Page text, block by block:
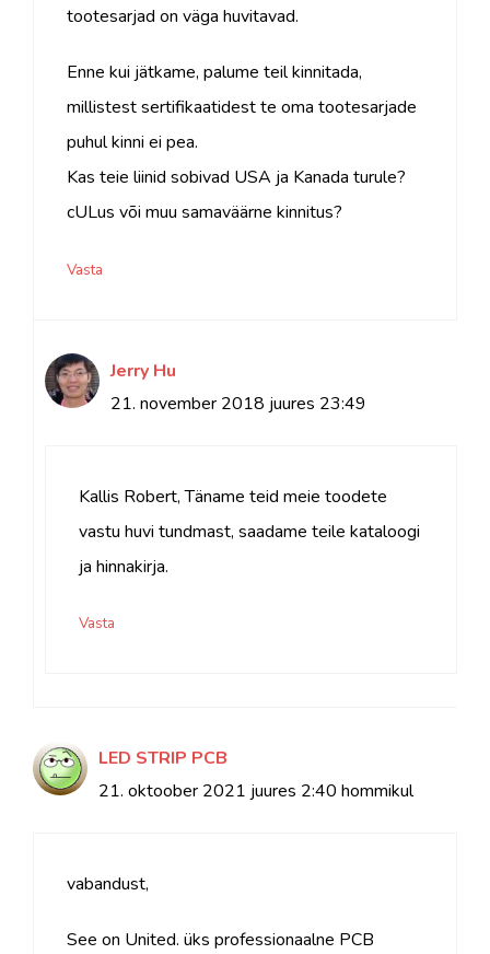
tootesarjad on väga huvitavad.
Enne kui jätkame, palume teil kinnitada,
millistest sertifikaatidest te oma tootesarjade
puhul kinni ei pea.
Kas teie liinid sobivad USA ja Kanada turule?
cULus või muu samaväärne kinnitus?
Vasta
Jerry Hu
21. november 2018 juures 23:49
Kallis Robert, Täname teid meie toodete
vastu huvi tundmast, saadame teile kataloogi
ja hinnakirja.
Vasta
LED STRIP PCB
21. oktoober 2021 juures 2:40 hommikul
vabandust,
See on United. üks professionaalne PCB